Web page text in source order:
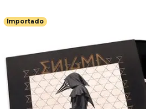
Importado